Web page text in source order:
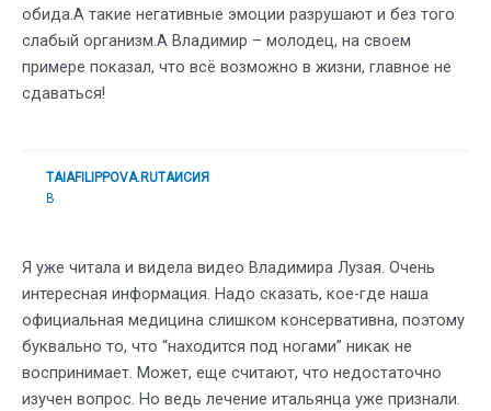
обида.А такие негативные эмоции разрушают и без того
слабый организм.А Владимир – молодец, на своем
примере показал, что всё возможно в жизни, главное не
сдаваться!
TAIAFILIPPOVA.RUТАИСИЯ
В
Я уже читала и видела видео Владимира Лузая. Очень
интересная информация. Надо сказать, кое-где наша
официальная медицина слишком консервативна, поэтому
буквально то, что “находится под ногами” никак не
воспринимает. Может, еще считают, что недостаточно
изучен вопрос. Но ведь лечение итальянца уже признали.